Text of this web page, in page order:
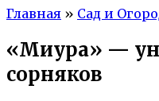
Главная » Сад и
«Миура» —
сорняков